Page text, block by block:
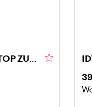
TOP AUFTEILUNG, TOP ZUSTAND, FAMIELIENFREUNDLICH